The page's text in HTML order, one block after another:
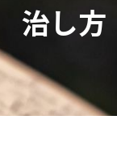
治し方